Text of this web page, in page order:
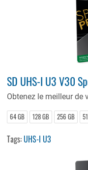
SD UHS-I U3 V30
Obtenez le meilleur de
64 GB 128 GB 256 GB
Tags:UHS-I U3